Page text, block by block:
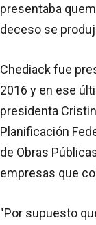
presentaba
deceso se
Chediack fue
2016 y en ese
presidenta
Planificación
de Obras
empresas que
"Por supuesto